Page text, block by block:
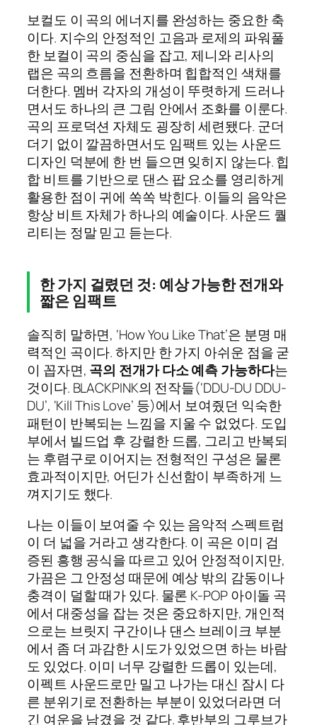
보컬도 이 곡의 에너지를 완성하는 중요한 축
이다. 지수의 안정적인 고음과 로제의 파워풀
한 보컬이 곡의 중심을 잡고, 제니와 리사의
랩은 곡의 흐름을 전환하며 힙합적인 색채를
더한다. 멤버 각자의 개성이 뚜렷하게 드러나
면서도 하나의 큰 그림 안에서 조화를 이룬다.
곡의 프로덕션 자체도 굉장히 세련됐다. 군더
더기 없이 깔끔하면서도 임팩트 있는 사운드
디자인 덕분에 한 번 들으면 잊히지 않는다. 힙
합 비트를 기반으로 댄스 팝 요소를 영리하게
활용한 점이 귀에 쏙쏙 박힌다. 이들의 음악은
항상 비트 자체가 하나의 예술이다. 사운드 퀄
리티는 정말 믿고 듣는다.
한 가지 걸렸던 것: 예상 가능한 전개와
짧은 임팩트
솔직히 말하면, ‘How You Like That’은 분명 매
력적인 곡이다. 하지만 한 가지 아쉬운 점을 굳
이 꼽자면, 곡의 전개가 다소 예측 가능하다는
것이다. BLACKPINK의 전작들(‘DDU-DU DDU-
DU’, ‘Kill This Love’ 등)에서 보여줬던 익숙한
패턴이 반복되는 느낌을 지울 수 없었다. 도입
부에서 빌드업 후 강렬한 드롭, 그리고 반복되
는 후렴구로 이어지는 전형적인 구성은 물론
효과적이지만, 어딘가 신선함이 부족하게 느
껴지기도 했다.
나는 이들이 보여줄 수 있는 음악적 스펙트럼
이 더 넓을 거라고 생각한다. 이 곡은 이미 검
증된 흥행 공식을 따르고 있어 안정적이지만,
가끔은 그 안정성 때문에 예상 밖의 감동이나
충격이 덜할 때가 있다. 물론 K-POP 아이돌 곡
에서 대중성을 잡는 것은 중요하지만, 개인적
으로는 브릿지 구간이나 댄스 브레이크 부분
에서 좀 더 과감한 시도가 있었으면 하는 바람
도 있었다. 이미 너무 강렬한 드롭이 있는데,
이펙트 사운드로만 밀고 나가는 대신 잠시 다
른 분위기로 전환하는 부분이 있었더라면 더
긴 여운을 남겼을 것 같다. 후반부의 그루브가